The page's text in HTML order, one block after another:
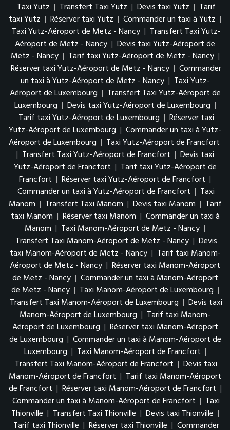
Taxi Yutz | Transfert Taxi Yutz | Devis taxi Yutz | Tarif
taxi Yutz | Réserver taxi Yutz | Commander un taxi à Yutz |
Taxi Yutz-Aéroport de Metz - Nancy | Transfert Taxi Yutz-
Aéroport de Metz - Nancy | Devis taxi Yutz-Aéroport de
Metz - Nancy | Tarif taxi Yutz-Aéroport de Metz - Nancy |
Réserver taxi Yutz-Aéroport de Metz - Nancy | Commander
un taxi à Yutz-Aéroport de Metz - Nancy | Taxi Yutz-
Aéroport de Luxembourg | Transfert Taxi Yutz-Aéroport de
Luxembourg | Devis taxi Yutz-Aéroport de Luxembourg |
Tarif taxi Yutz-Aéroport de Luxembourg | Réserver taxi
Yutz-Aéroport de Luxembourg | Commander un taxi à Yutz-
Aéroport de Luxembourg | Taxi Yutz-Aéroport de Francfort
| Transfert Taxi Yutz-Aéroport de Francfort | Devis taxi
Yutz-Aéroport de Francfort | Tarif taxi Yutz-Aéroport de
Francfort | Réserver taxi Yutz-Aéroport de Francfort |
Commander un taxi à Yutz-Aéroport de Francfort | Taxi
Manom | Transfert Taxi Manom | Devis taxi Manom | Tarif
taxi Manom | Réserver taxi Manom | Commander un taxi à
Manom | Taxi Manom-Aéroport de Metz - Nancy |
Transfert Taxi Manom-Aéroport de Metz - Nancy | Devis
taxi Manom-Aéroport de Metz - Nancy | Tarif taxi Manom-
Aéroport de Metz - Nancy | Réserver taxi Manom-Aéroport
de Metz - Nancy | Commander un taxi à Manom-Aéroport
de Metz - Nancy | Taxi Manom-Aéroport de Luxembourg |
Transfert Taxi Manom-Aéroport de Luxembourg | Devis taxi
Manom-Aéroport de Luxembourg | Tarif taxi Manom-
Aéroport de Luxembourg | Réserver taxi Manom-Aéroport
de Luxembourg | Commander un taxi à Manom-Aéroport de
Luxembourg | Taxi Manom-Aéroport de Francfort |
Transfert Taxi Manom-Aéroport de Francfort | Devis taxi
Manom-Aéroport de Francfort | Tarif taxi Manom-Aéroport
de Francfort | Réserver taxi Manom-Aéroport de Francfort |
Commander un taxi à Manom-Aéroport de Francfort | Taxi
Thionville | Transfert Taxi Thionville | Devis taxi Thionville |
Tarif taxi Thionville | Réserver taxi Thionville | Commander